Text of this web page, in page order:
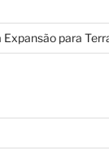
Expansão para